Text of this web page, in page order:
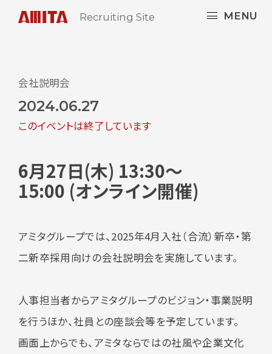
Recruiting Site MENU
会社説明会
6月27日(木) 13:30～
15:00 (オンライン開催)
2024.06.27
このイベントは終了しています
アミタグループでは、2025年4月入社（合流）新卒・第
二新卒採用向けの会社説明会を実施しています。
人事担当者からアミタグループのビジョン・事業説明
を行うほか、社員との座談会等を予定しています。
画面上からでも、アミタならではの社風や企業文化